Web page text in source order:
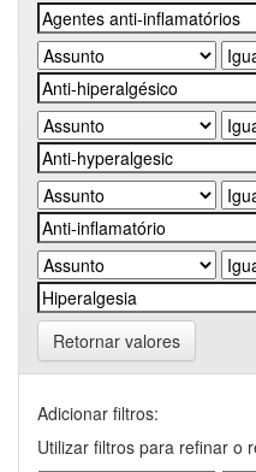
Retornar valores
Adicionar filtros:
Utilizar filtros para refinar o